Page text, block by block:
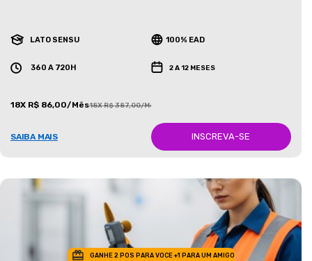
LATO SENSU 100% EAD
360 A 720H 2 A 12 MESES
18X R$ 86,00/Mês18X R$ 387,00/Mês
SAIBA MAIS INSCREVA-SE
GANHE 2 POS PARA VOCE +1 PARA UM AMIGO